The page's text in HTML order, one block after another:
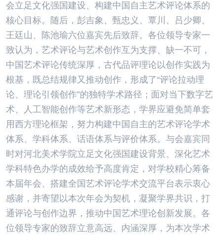
会立足文化强国建设、构建中国自主艺术评论体系的
核心目标。随后，彭吉象、甄忠义、覃川、吕少卿、
王廷山、陈池瑜六位嘉宾先后致辞。各位领导专家一
致认为，艺术评论与艺术创作互为支撑、缺一不可，
中国艺术评论传统深厚，古代品评理论以创作实践为
根基，既总结规律又推动创作，形成了“评论拉动理
论、理论引领创作”的独特学术路径；面对当下数字艺
术、人工智能创作等艺术新形态，学界应避免简单套
用西方理论框架，努力构建中国自主的艺术评论学术
体系、学科体系、话语体系与评价体系。与会嘉宾同
时对河北美术学院立足文化强国建设背景、深化艺术
学科特色办学的成效给予高度肯定，对学校精心筹备
本届年会、搭建全国艺术评论学术交流平台表示衷心
感谢，并寄望以本次年会为契机，凝聚学界共识，打
通评论与创作边界，推动中国艺术理论创新发展。各
位领导专家的致辞立意高远、内涵深厚，为本次学术